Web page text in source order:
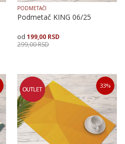
PODMETAČI
Podmetač KING 06/25
199,00 RSD
299,00RSD
Dodaj u korpu
33%